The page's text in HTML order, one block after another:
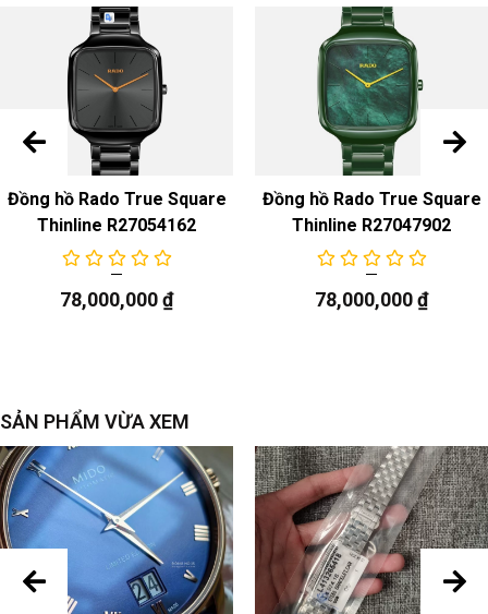
Màu sắc & Chất liệu
Dây đeo đồng hồ
Màu sắc & Chất liệu
: Thép không gỉ màu bạc
Khóa
dây đeo : Khóa gấp bằng thép không gỉ
Chuyển động
Pin
Chức năng
ngày, đồng hồ bấm giờ
Đồng hồ Rado True Square
Thinline R27054162
78,000,000₫
Đồng hồ Rado True Square
Thinline R27047902
78,000,000₫
SẢN PHẨM VỪA XEM